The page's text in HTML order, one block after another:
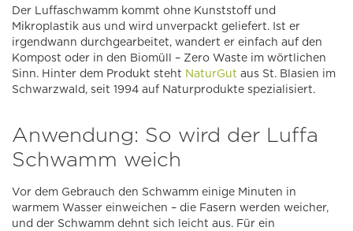
Der Luffaschwamm kommt ohne Kunststoff und
Mikroplastik aus und wird unverpackt geliefert. Ist er
irgendwann durchgearbeitet, wandert er einfach auf den
Kompost oder in den Biomüll – Zero Waste im wörtlichen
Sinn. Hinter dem Produkt steht NaturGut aus St. Blasien im
Schwarzwald, seit 1994 auf Naturprodukte spezialisiert.
Anwendung: So wird der Luffa
Schwamm weich
Vor dem Gebrauch den Schwamm einige Minuten in
warmem Wasser einweichen – die Fasern werden weicher,
und der Schwamm dehnt sich leicht aus. Für ein